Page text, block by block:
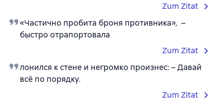
Zum Zitat
«Частично пробита броня противника», –
быстро отрапортовала
Zum Zitat
лонился к стене и негромко произнес: – Давай
всё по порядку.
Zum Zitat